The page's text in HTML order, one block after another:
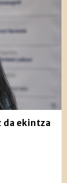
da ekintza